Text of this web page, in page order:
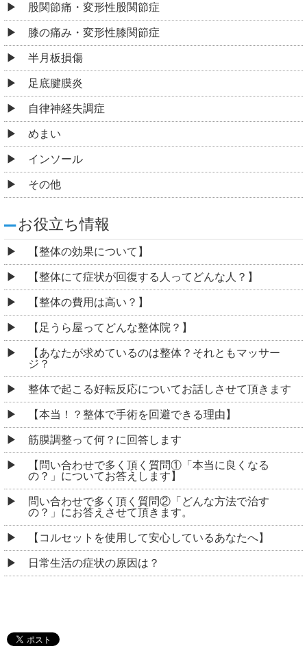
股関節痛・変形性股関節症
膝の痛み・変形性膝関節症
半月板損傷
足底腱膜炎
自律神経失調症
めまい
インソール
その他
お役立ち情報
【整体の効果について】
【整体にて症状が回復する人ってどんな人？】
【整体の費用は高い？】
【足うら屋ってどんな整体院？】
【あなたが求めているのは整体？それともマッサー
ジ？
整体で起こる好転反応についてお話しさせて頂きます
【本当！？整体で手術を回避できる理由】
筋膜調整って何？に回答します
【問い合わせで多く頂く質問①「本当に良くなる
の？」についてお答えします】
問い合わせで多く頂く質問②「どんな方法で治す
の？」にお答えさせて頂きます。
【コルセットを使用して安心しているあなたへ】
日常生活の症状の原因は？